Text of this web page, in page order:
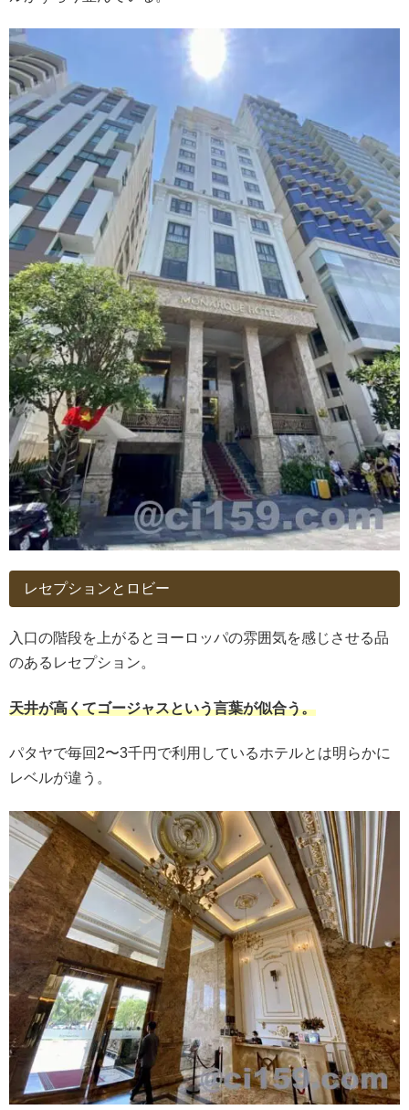
レセプションとロビー
入口の階段を上がるとヨーロッパの雰囲気を感じさせる品
のあるレセプション。
天井が高くてゴージャスという言葉が似合う。
パタヤで毎回2〜3千円で利用しているホテルとは明らかに
レベルが違う。